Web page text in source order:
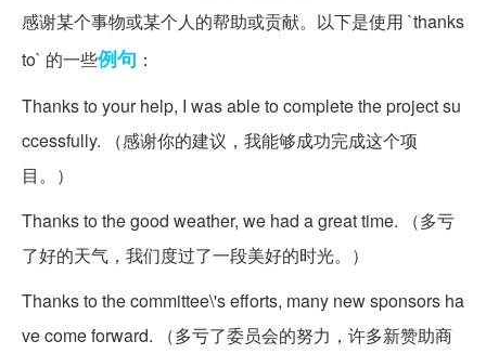
感谢某个事物或某个人的帮助或贡献。以下是使用 `thanks
to` 的一些例句 ：
Thanks to your help, I was able to complete the project su
ccessfully. （感谢你的建议，我能够成功完成这个项
目。）
Thanks to the good weather, we had a great time. （多亏
了好的天气，我们度过了一段美好的时光。）
Thanks to the committee\'s efforts, many new sponsors ha
ve come forward. （多亏了委员会的努力，许多新赞助商